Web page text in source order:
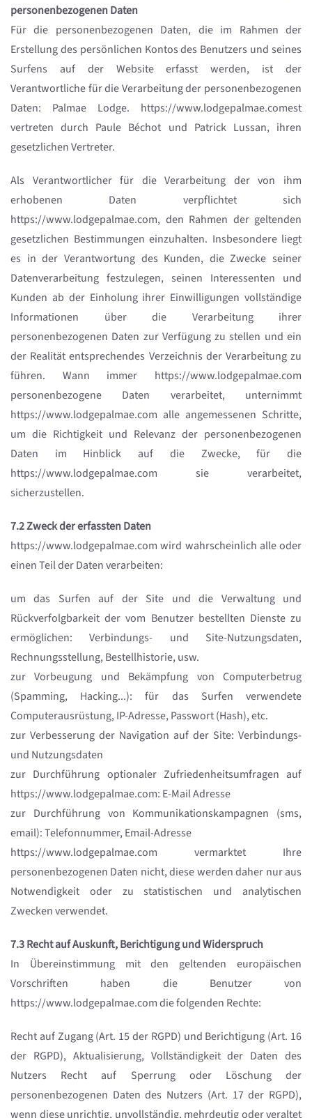
personenbezogenen Daten
Für die personenbezogenen Daten, die im Rahmen der
Erstellung des persönlichen Kontos des Benutzers und seines
Surfens auf der Website erfasst werden, ist der
Verantwortliche für die Verarbeitung der personenbezogenen
Daten: Palmae Lodge. https://www.lodgepalmae.comest
vertreten durch Paule Béchot und Patrick Lussan, ihren
gesetzlichen Vertreter.
Als Verantwortlicher für die Verarbeitung der von ihm
erhobenen Daten verpflichtet sich
https://www.lodgepalmae.com, den Rahmen der geltenden
gesetzlichen Bestimmungen einzuhalten. Insbesondere liegt
es in der Verantwortung des Kunden, die Zwecke seiner
Datenverarbeitung festzulegen, seinen Interessenten und
Kunden ab der Einholung ihrer Einwilligungen vollständige
Informationen über die Verarbeitung ihrer
personenbezogenen Daten zur Verfügung zu stellen und ein
der Realität entsprechendes Verzeichnis der Verarbeitung zu
führen. Wann immer https://www.lodgepalmae.com
personenbezogene Daten verarbeitet, unternimmt
https://www.lodgepalmae.com alle angemessenen Schritte,
um die Richtigkeit und Relevanz der personenbezogenen
Daten im Hinblick auf die Zwecke, für die
https://www.lodgepalmae.com sie verarbeitet,
sicherzustellen.
7.2 Zweck der erfassten Daten
https://www.lodgepalmae.com wird wahrscheinlich alle oder
einen Teil der Daten verarbeiten:
um das Surfen auf der Site und die Verwaltung und
Rückverfolgbarkeit der vom Benutzer bestellten Dienste zu
ermöglichen: Verbindungs- und Site-Nutzungsdaten,
Rechnungsstellung, Bestellhistorie, usw.
zur Vorbeugung und Bekämpfung von Computerbetrug
(Spamming, Hacking...): für das Surfen verwendete
Computerausrüstung, IP-Adresse, Passwort (Hash), etc.
zur Verbesserung der Navigation auf der Site: Verbindungs-
und Nutzungsdaten
zur Durchführung optionaler Zufriedenheitsumfragen auf
https://www.lodgepalmae.com: E-Mail Adresse
zur Durchführung von Kommunikationskampagnen (sms,
email): Telefonnummer, Email-Adresse
https://www.lodgepalmae.com vermarktet Ihre
personenbezogenen Daten nicht, diese werden daher nur aus
Notwendigkeit oder zu statistischen und analytischen
Zwecken verwendet.
7.3 Recht auf Auskunft, Berichtigung und Widerspruch
In Übereinstimmung mit den geltenden europäischen
Vorschriften haben die Benutzer von
https://www.lodgepalmae.com die folgenden Rechte:
Recht auf Zugang (Art. 15 der RGPD) und Berichtigung (Art. 16
der RGPD), Aktualisierung, Vollständigkeit der Daten des
Nutzers Recht auf Sperrung oder Löschung der
personenbezogenen Daten des Nutzers (Art. 17 der RGPD),
wenn diese unrichtig, unvollständig, mehrdeutig oder veraltet